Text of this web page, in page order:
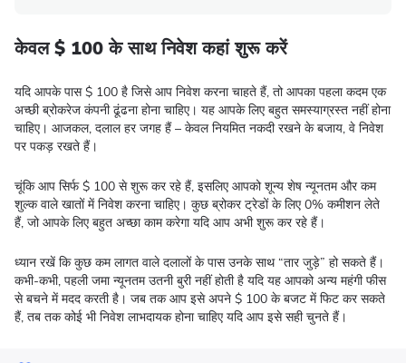
केवल $ 100 के साथ निवेश कहां शुरू करें
यदि आपके पास $ 100 है जिसे आप निवेश करना चाहते हैं, तो आपका पहला कदम एक
अच्छी ब्रोकरेज कंपनी ढूंढना होना चाहिए। यह आपके लिए बहुत समस्याग्रस्त नहीं होना
चाहिए। आजकल, दलाल हर जगह हैं – केवल नियमित नकदी रखने के बजाय, वे निवेश
पर पकड़ रखते हैं।
चूंकि आप सिर्फ $ 100 से शुरू कर रहे हैं, इसलिए आपको शून्य शेष न्यूनतम और कम
शुल्क वाले खातों में निवेश करना चाहिए। कुछ ब्रोकर ट्रेडों के लिए 0% कमीशन लेते
हैं, जो आपके लिए बहुत अच्छा काम करेगा यदि आप अभी शुरू कर रहे हैं।
ध्यान रखें कि कुछ कम लागत वाले दलालों के पास उनके साथ “तार जुड़े” हो सकते हैं।
कभी-कभी, पहली जमा न्यूनतम उतनी बुरी नहीं होती है यदि यह आपको अन्य महंगी फीस
से बचने में मदद करती है। जब तक आप इसे अपने $ 100 के बजट में फिट कर सकते
हैं, तब तक कोई भी निवेश लाभदायक होना चाहिए यदि आप इसे सही चुनते हैं।